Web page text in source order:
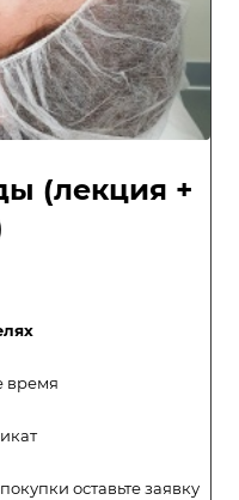
(лекция +
время
оставьте заявку